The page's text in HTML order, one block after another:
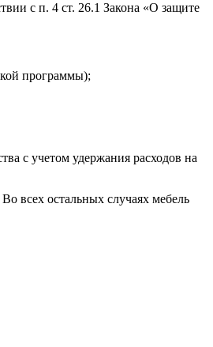
с п. 4 ст. 26.1 Закона «О защите
программы);
с учетом удержания расходов на
всех остальных случаях мебель